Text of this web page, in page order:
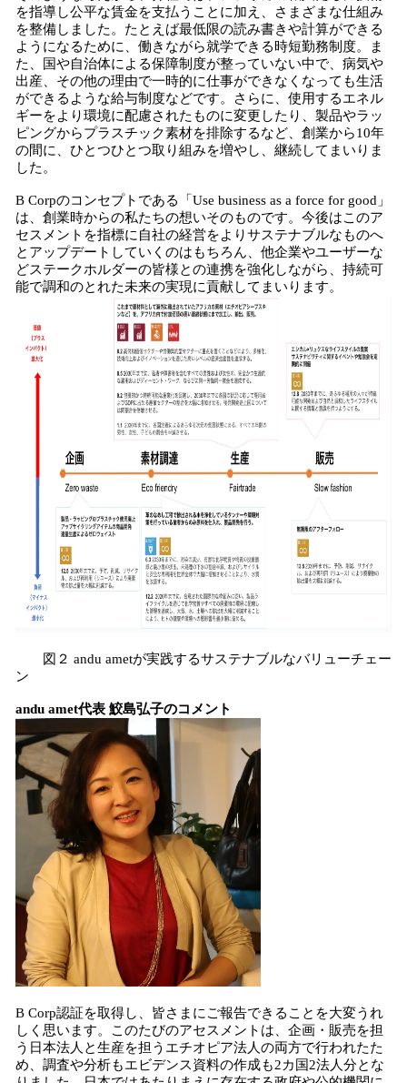
を指導し公平な賃金を支払うことに加え、さまざまな仕組み
を整備しました。たとえば最低限の読み書きや計算ができる
ようになるために、働きながら就学できる時短勤務制度。ま
た、国や自治体による保障制度が整っていない中で、病気や
出産、その他の理由で一時的に仕事ができなくなっても生活
ができるような給与制度などです。さらに、使用するエネル
ギーをより環境に配慮されたものに変更したり、製品やラッ
ピングからプラスチック素材を排除するなど、創業から10年
の間に、ひとつひとつ取り組みを増やし、継続してまいりま
した。
B Corpのコンセプトである「Use business as a force for good」
は、創業時からの私たちの想いそのものです。今後はこのア
セスメントを指標に自社の経営をよりサステナブルなものへ
とアップデートしていくのはもちろん、他企業やユーザーな
どステークホルダーの皆様との連携を強化しながら、持続可
能で調和のとれた未来の実現に貢献してまいります。
図２ andu ametが実践するサステナブルなバリューチェー
ン
andu amet代表 鮫島弘子のコメント
B Corp認証を取得し、皆さまにご報告できることを大変うれ
しく思います。このたびのアセスメントは、企画・販売を担
う日本法人と生産を担うエチオピア法人の両方で行われたた
め、調査や分析もエビデンス資料の作成も2カ国2法人分とな